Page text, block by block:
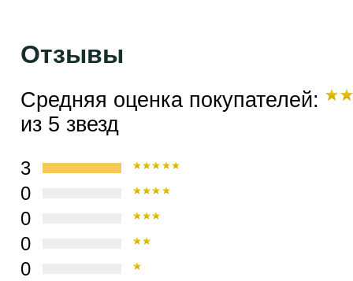
Отзывы
Средняя оценка покупателей:
из 5 звезд
3
0
0
0
0